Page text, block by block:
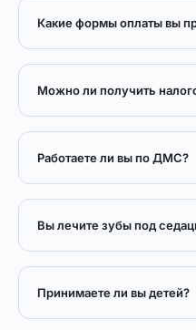
Какие формы оплаты вы
Можно ли получить
Работаете ли вы по ДМС?
Вы лечите зубы под
Принимаете ли вы детей?